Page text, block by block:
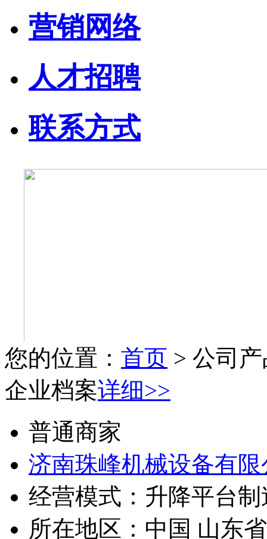
营销网络
人才招聘
联系方式
您的位置： 首页 > 公司
企业档案详细>>
普通商家
济南珠峰机械设备有限
经营模式： 升降平台
所在地区： 中国 山东省